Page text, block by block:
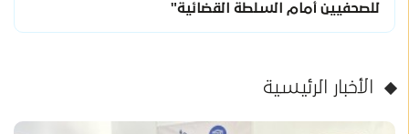
للصحفيين أمام السلطة القضائية"
الأخبار الرئيسية